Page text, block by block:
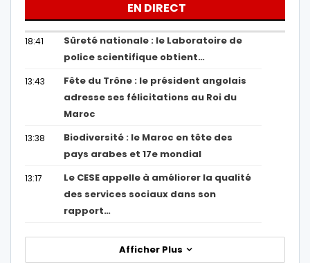
EN DIRECT
18:41
Sûreté nationale : le Laboratoire de
police scientifique obtient…
13:43
Fête du Trône : le président angolais
adresse ses félicitations au Roi du
Maroc
13:38
Biodiversité : le Maroc en tête des
pays arabes et 17e mondial
13:17
Le CESE appelle à améliorer la qualité
des services sociaux dans son
rapport…
Afficher Plus